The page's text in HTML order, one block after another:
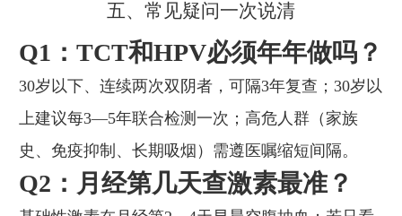
五、常见疑问一次说清
Q1：TCT和HPV必须年年做吗？
30岁以下、连续两次双阴者，可隔3年复查；30岁以
上建议每3—5年联合检测一次；高危人群（家族
史、免疫抑制、长期吸烟）需遵医嘱缩短间隔。
Q2：月经第几天查激素最准？